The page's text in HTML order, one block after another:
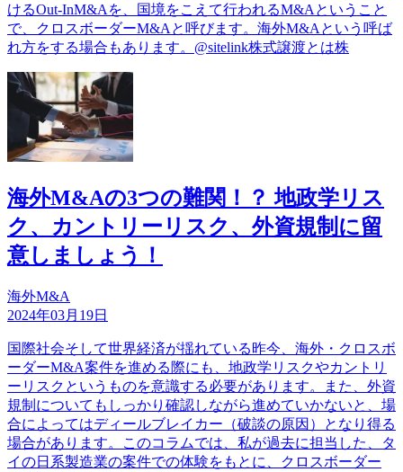
けるOut-InM&Aを、国境をこえて行われるM&Aということ
で、クロスボーダーM&Aと呼びます。海外M&Aという呼ば
れ方をする場合もあります。@sitelink株式譲渡とは株
海外M&Aの3つの難関！？ 地政学リス
ク、カントリーリスク、外資規制に留
意しましょう！
海外M&A
2024年03月19日
国際社会そして世界経済が揺れている昨今、海外・クロスボ
ーダーM&A案件を進める際にも、地政学リスクやカントリ
ーリスクというものを意識する必要があります。また、外資
規制についてもしっかり確認しながら進めていかないと、場
合によってはディールブレイカー（破談の原因）となり得る
場合があります。このコラムでは、私が過去に担当した、タ
イの日系製造業の案件での体験をもとに、クロスボーダー